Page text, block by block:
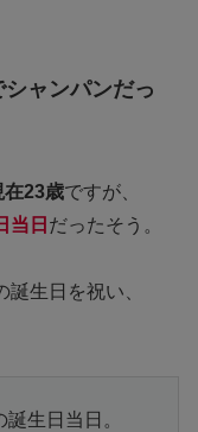
ャンパンだっ
在23歳ですが、
当日 だったそう。
誕生日を祝い、
生日当日。